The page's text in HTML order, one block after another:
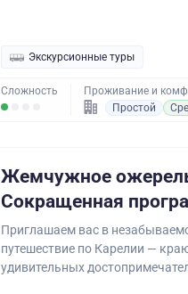
Экскурсионные туры
Сложность
Проживание и
Простой
Жемчужное
Сокращенная
Приглашаем вас в
путешествие по Карелии —
удивительных